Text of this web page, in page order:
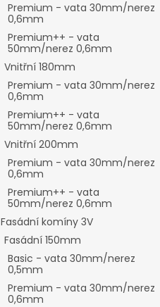
Premium - vata 30mm/nerez
0,6mm
Premium++ - vata
50mm/nerez 0,6mm
Vnitřní 180mm
Premium - vata 30mm/nerez
0,6mm
Premium++ - vata
50mm/nerez 0,6mm
Vnitřní 200mm
Premium - vata 30mm/nerez
0,6mm
Premium++ - vata
50mm/nerez 0,6mm
Fasádní komíny 3V
Fasádní 150mm
Basic - vata 30mm/nerez
0,5mm
Premium - vata 30mm/nerez
0,6mm